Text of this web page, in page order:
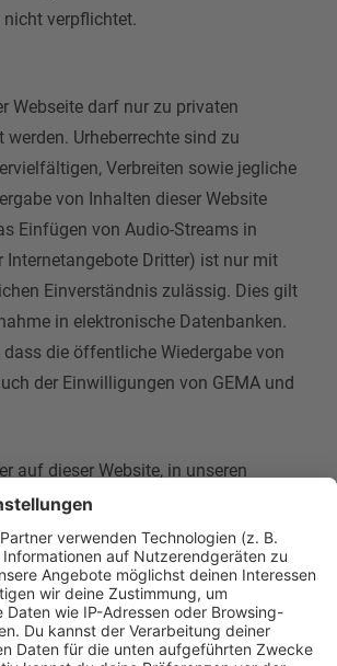
verpflichtet.
Webseite darf nur zu privaten
Urheberrechte sind zu
Verbreiten sowie jegliche
von Inhalten dieser Website
Einfügen von Audio-Streams in
Internetangebote Dritter) ist nur mit
Einverständnis zulässig. Dies gilt
in elektronische Datenbanken.
die öffentliche Wiedergabe von
der Einwilligungen von GEMA und
auf dieser Website, in unseren
Angeboten Social Media eingestellten
Bilder, Grafiken, Audio und
Data Mining im Sinne des §44b
vorbehalten. Die im Angebot
enthaltene Musik ist von der GEMA
einen entsprechenden Vorbehalt